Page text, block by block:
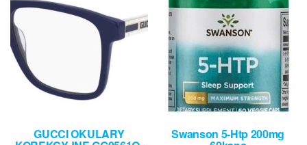
GUCCI OKULARY Swanson 5-Htp 200mg